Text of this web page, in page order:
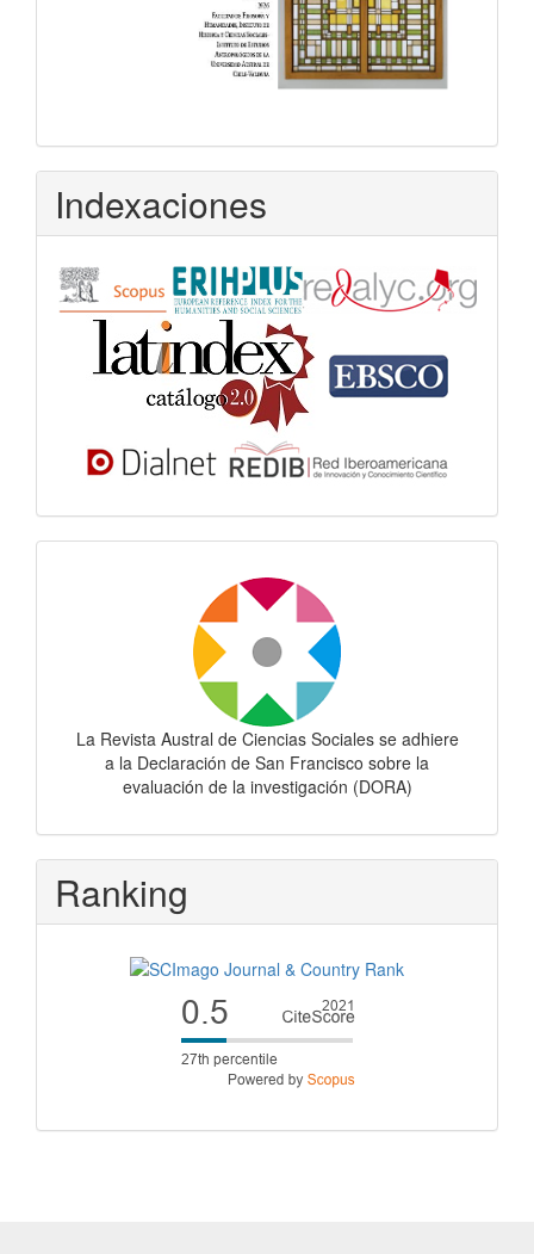
Indexaciones
La Revista Austral de Ciencias Sociales se adhiere
a la Declaración de San Francisco sobre la
evaluación de la investigación (DORA)
Ranking